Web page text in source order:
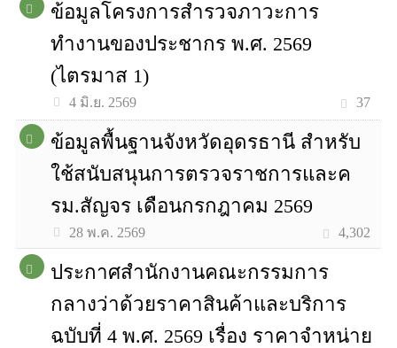
ข้อมูลโครงการสำรวจภาวะการ
ทำงานของประชากร พ.ศ. 2569
(ไตรมาส 1)
4 มิ.ย. 2569 37
ข้อมูลพื้นฐานจังหวัดอุดรธานี สำหรับ
ใช้สนับสนุนการตรวจราชการและค
รม.สัญจร เดือนกรกฎาคม 2569
28 พ.ค. 2569 4,302
ประกาศสำนักงานคณะกรรมการ
กลางว่าด้วยราคาสินค้าและบริการ
ฉบับที่ 4 พ.ศ. 2569 เรื่อง ราคาจำหน่าย